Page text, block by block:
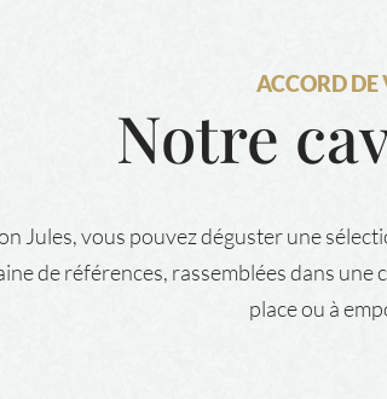
ACCORD DE
Notre
Jules, vous pouvez déguster une
de références, rassemblées dans une
place ou à